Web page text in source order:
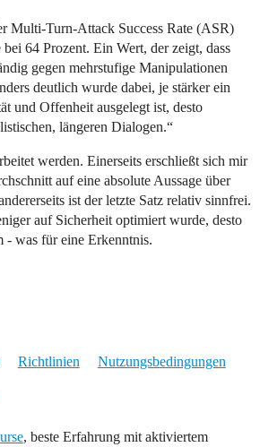
Multi-Turn-Attack Success Rate (ASR)
64 Prozent. Ein Wert, der zeigt, dass
gegen mehrstufige Manipulationen
deutlich wurde dabei, je stärker ein
und Offenheit ausgelegt ist, desto
längeren Dialogen.“
werden. Einerseits erschließt sich mir
auf eine absolute Aussage über
ist der letzte Satz relativ sinnfrei.
auf Sicherheit optimiert wurde, desto
- was für eine Erkenntnis.
Richtlinien Nutzungsbedingungen
, beste Erfahrung mit aktiviertem